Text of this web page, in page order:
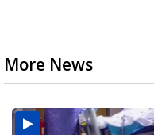
More News